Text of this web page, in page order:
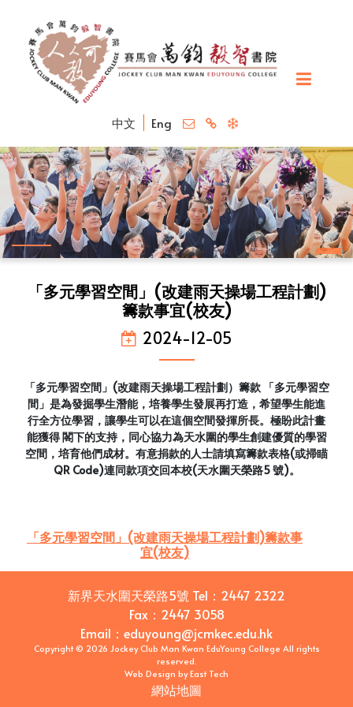
中文 Eng
「多元學習空間」(改建雨天操場工程計劃)
籌款事宜(校友)
2024-12-05
「多元學習空間」(改建雨天操場工程計劃）籌款 「多元學習空
間」是為發掘學生潛能，培養學生發展再打造，希望學生能進
行全方位學習，讓學生可以在這個空間發揮所長。極盼此計畫
能獲得 閣下的支持，同心協力為天水圍的學生創建優質的學習
空間，培育他們成材。有意捐款的人士請填寫籌款表格(或掃瞄
QR Code)連同款項交回本校(天水圍天榮路5 號)。
「多元學習空間」(改建雨天操場工程計劃)籌款事
宜(校友)
新界天水圍天榮路5號 Tel： 2447 2322
Fax： 2447 3058
Email ： eduyoung@jcmkec.edu.hk
Copyright © 2026 Jockey Club Man Kwan EduYoung College All rights
reserved.
Web Design byEast Tech
網站地圖